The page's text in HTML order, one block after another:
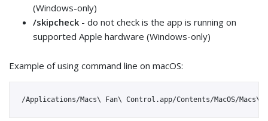
(Windows-only)
/skipcheck - do not check is the app is running on
supported Apple hardware (Windows-only)
Example of using command line on macOS: